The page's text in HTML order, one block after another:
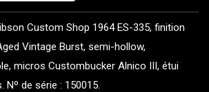
Custom Shop 1964 ES-335, finition
Vintage Burst, semi-hollow,
micros Custombucker Alnico III, étui
Nº de série : 150015.